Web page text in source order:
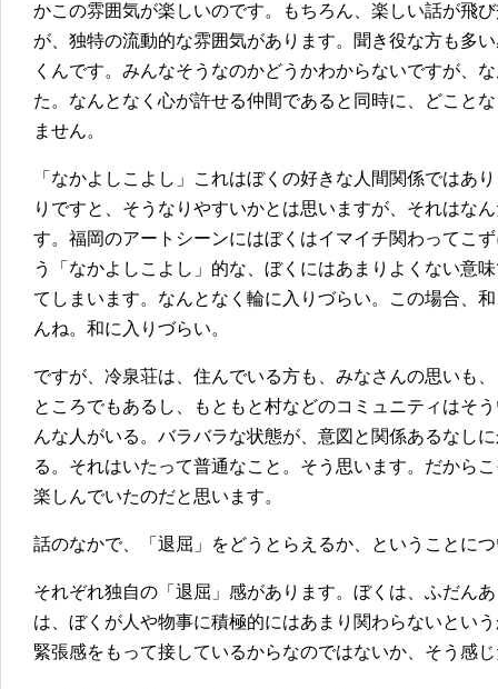
かこの雰囲気が楽しいのです。もちろん、楽しい話が飛
が、独特の流動的な雰囲気があります。聞き役な方も多
くんです。みんなそうなのかどうかわからないですが、
た。なんとなく心が許せる仲間であると同時に、どこと
ません。
「なかよしこよし」これはぼくの好きな人間関係ではあ
りですと、そうなりやすいかとは思いますが、それはな
す。福岡のアートシーンにはぼくはイマイチ関わってこ
う「なかよしこよし」的な、ぼくにはあまりよくない意
てしまいます。なんとなく輪に入りづらい。この場合、
んね。和に入りづらい。
ですが、冷泉荘は、住んでいる方も、みなさんの思いも
ところでもあるし、もともと村などのコミュニティはそ
んな人がいる。バラバラな状態が、意図と関係あるなし
る。それはいたって普通なこと。そう思います。だから
楽しんでいたのだと思います。
話のなかで、「退屈」をどうとらえるか、ということに
それぞれ独自の「退屈」感があります。ぼくは、ふだん
は、ぼくが人や物事に積極的にはあまり関わらないとい
緊張感をもって接しているからなのではないか、そう感